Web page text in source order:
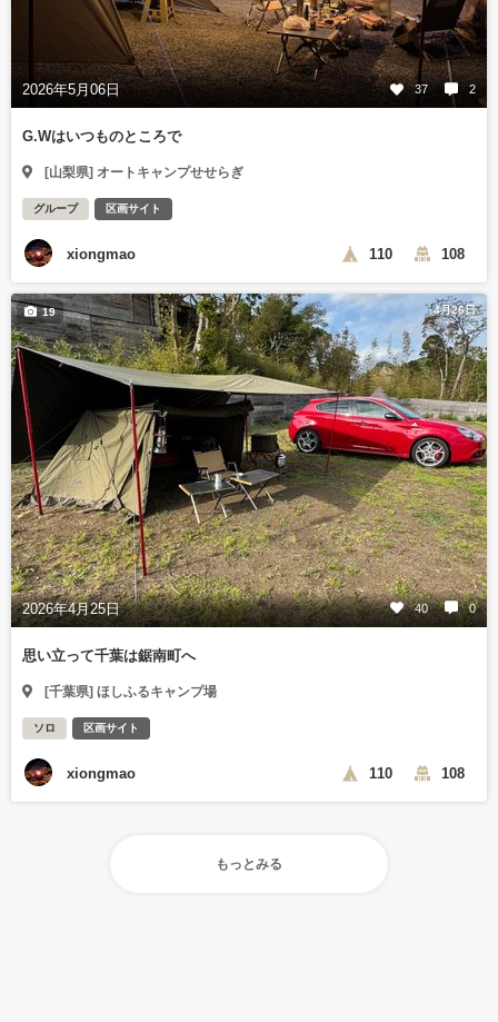
2026年5月06日 37 2
G.Wはいつものところで
[山梨県] オートキャンプせせらぎ
グループ 区画サイト
xiongmao 110 108
4月26日
2026年4月25日 40 0
19
思い立って千葉は鋸南町へ
[千葉県] ほしふるキャンプ場
ソロ 区画サイト
xiongmao 110 108
もっとみる